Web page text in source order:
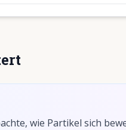
wie Partikel sich